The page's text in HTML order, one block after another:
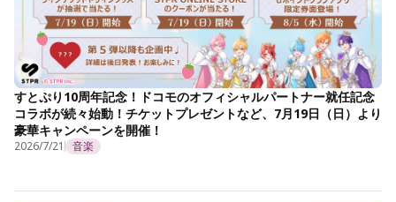
すとぷり10周年記念！ドコモのオフィシャルパートナー就任記念
コラボが続々始動！チケットプレゼントなど、7月19日（日）より
豪華キャンペーンを開催！
2026/7/21 音楽